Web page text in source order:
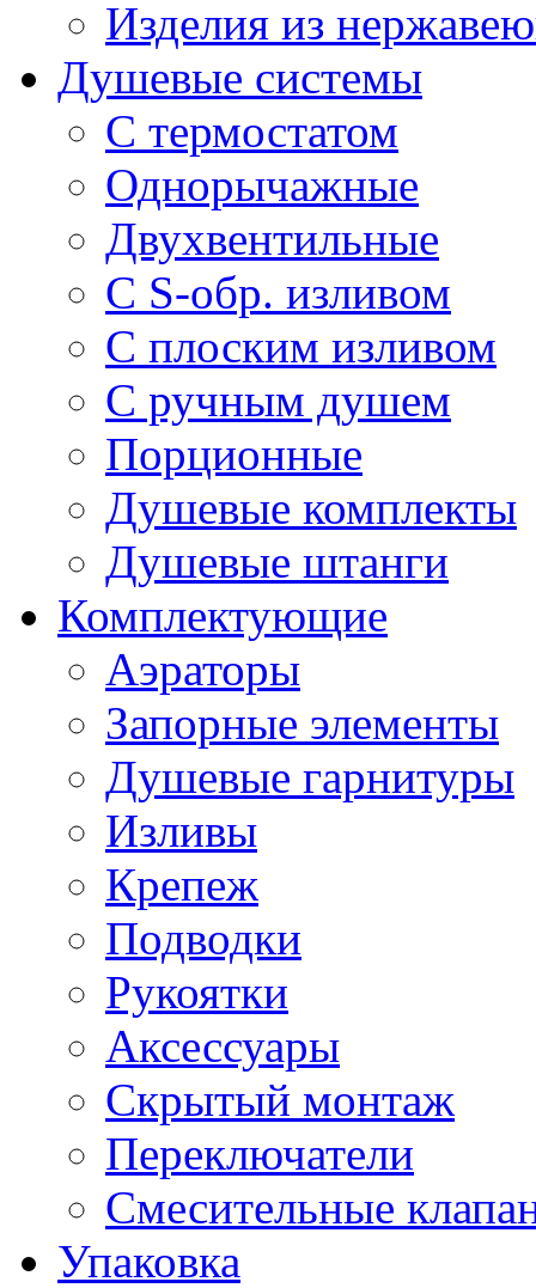
Изделия из
Душевые системы
С термостатом
Однорычажные
Двухвентильные
С S-обр. изливом
С плоским изливом
С ручным душем
Порционные
Душевые комплекты
Душевые штанги
Комплектующие
Аэраторы
Запорные элементы
Душевые гарнитуры
Изливы
Крепеж
Подводки
Рукоятки
Аксессуары
Скрытый монтаж
Переключатели
Смесительные
Упаковка